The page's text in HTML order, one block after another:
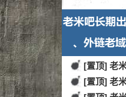
[置顶] 老
[置顶] 老